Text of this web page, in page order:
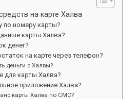
на карте Халва
по номеру карты?
карты Халва?
денег?
на карте через телефон?
деньги с Халвы?
для карты Халва?
приложение Халва?
карты Халва по СМС?